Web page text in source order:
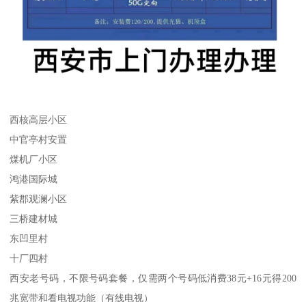
西核高层小区
中官亭村安置
煤机厂小区
鸿港国际城
紫郡观澜小区
三桥建材城
东凹里村
十厂四村
西安老号码，不限号码套餐，仅需两个号码低消费38元+16元得200
兆宽带和看电视功能（有线电视）